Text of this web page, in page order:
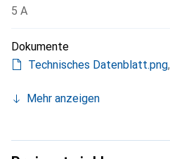
5 A
Dokumente
Technisches Datenblatt.png,
Mehr anzeigen